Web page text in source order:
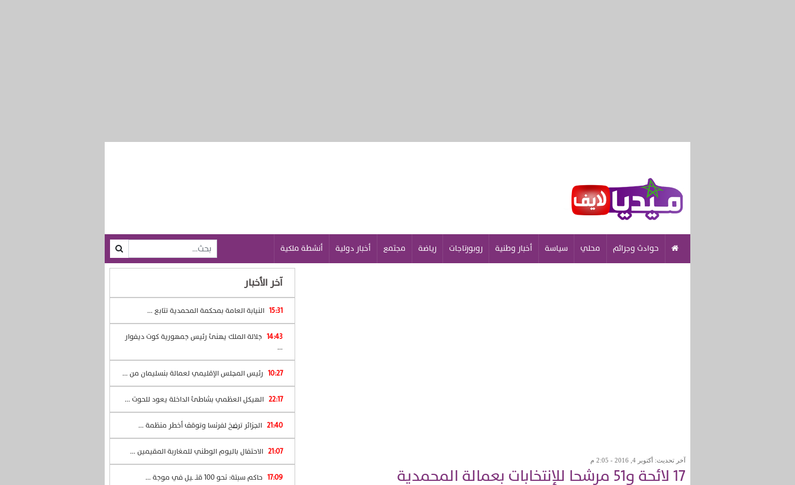
حوادث وجرائم محلي سياسة أخبار وطنية روبورتاجات رياضة مجتمع أخبار دولية أنشطة ملكية
آخر تحديث: أكتوبر 4, 2016 - 2:05 م
17 لائحة و51 مرشحا للإنتخابات بعمالة المحمدية
آخر الأخبار
15:31 النيابة العامة بمحكمة المحمدية تتابع ...
14:43 جلالة الملك يهنئ رئيس جمهورية كوت ديفوار
...
10:27 رئيس المجلس الإقليمي لعمالة بنسليمان من ...
22:17 الهيكل العظمي بشاطئ الداخلة يعود للحوت ...
21:40 الجزائر ترضخ لفرنسا وتوقف أخطر منظمة ...
21:07 الاحتفال باليوم الوطني للمغاربة المقيمين ...
17:09 حاكم سبتة: نحو 100 قتــ ـيل في موجة ...